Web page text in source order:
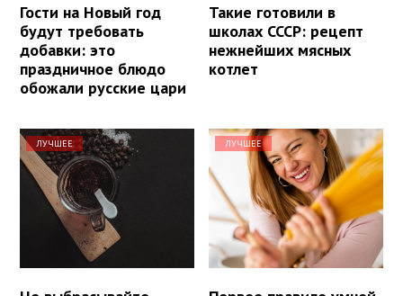
Гости на Новый год
будут требовать
добавки: это
праздничное блюдо
обожали русские цари
Такие готовили в
школах СССР: рецепт
нежнейших мясных
котлет
ЛУЧШЕЕ ЛУЧШЕЕ